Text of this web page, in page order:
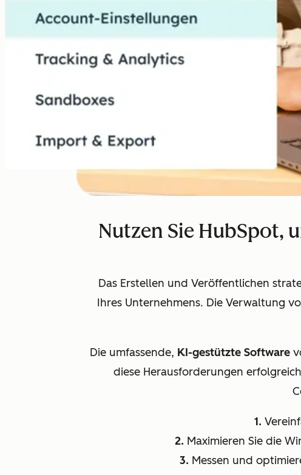
Nutzen Sie HubSpot,
Das Erstellen und Veröffentlichen
Ihres Unternehmens. Die Verwaltung
Die umfassende, KI-gestützte Software
diese Herausforderungen
1.
2. Maximieren Sie die
3. Messen und